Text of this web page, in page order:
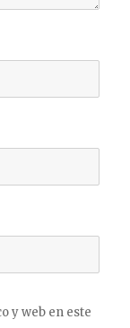
y web en este